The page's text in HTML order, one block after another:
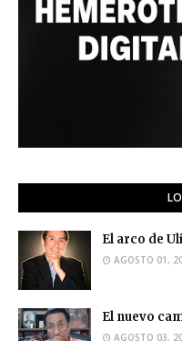
El arco de
AGOSTO 01,
El nuevo
AGOSTO 03,